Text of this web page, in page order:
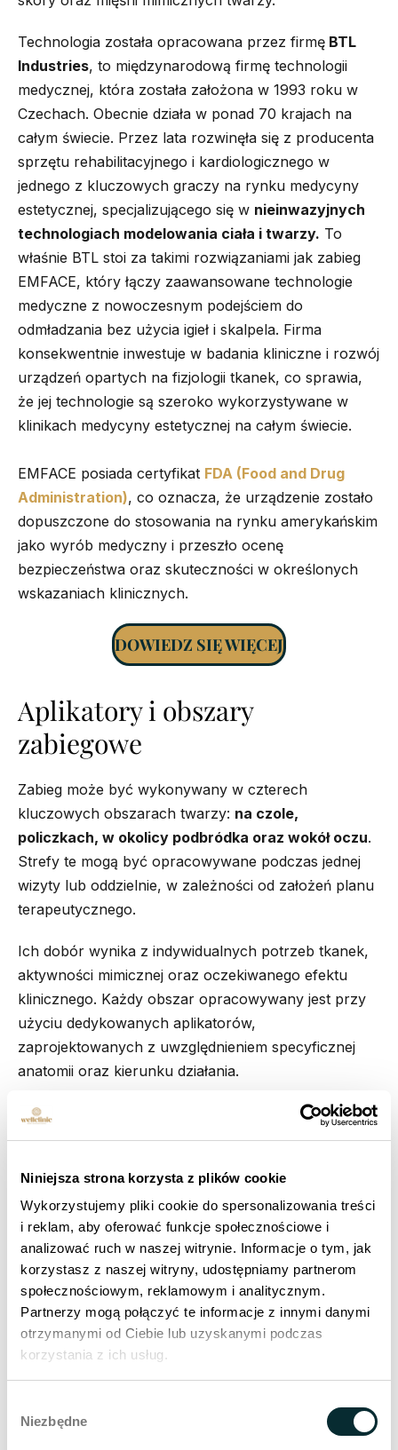
Niniejsza strona korzysta z plików cookie
Wykorzystujemy pliki cookie do spersonalizowania treści
i reklam, aby oferować funkcje społecznościowe i
analizować ruch w naszej witrynie. Informacje o tym, jak
korzystasz z naszej witryny, udostępniamy partnerom
społecznościowym, reklamowym i analitycznym.
Partnerzy mogą połączyć te informacje z innymi danymi
otrzymanymi od Ciebie lub uzyskanymi podczas
korzystania z ich usług.
zgody
Niezbędne
Technologia została opracowana przez firmę BTL
Industries, to międzynarodową firmę technologii
medycznej, która została założona w 1993 roku w
Czechach. Obecnie działa w ponad 70 krajach na
całym świecie. Przez lata rozwinęła się z producenta
sprzętu rehabilitacyjnego i kardiologicznego w
jednego z kluczowych graczy na rynku medycyny
estetycznej, specjalizującego się w nieinwazyjnych
technologiach modelowania ciała i twarzy. To
właśnie BTL stoi za takimi rozwiązaniami jak zabieg
EMFACE, który łączy zaawansowane technologie
medyczne z nowoczesnym podejściem do
odmładzania bez użycia igieł i skalpela. Firma
konsekwentnie inwestuje w badania kliniczne i rozwój
urządzeń opartych na fizjologii tkanek, co sprawia,
że jej technologie są szeroko wykorzystywane w
klinikach medycyny estetycznej na całym świecie.
EMFACE posiada certyfikat FDA (Food and Drug
Administration), co oznacza, że urządzenie zostało
dopuszczone do stosowania na rynku amerykańskim
jako wyrób medyczny i przeszło ocenę
bezpieczeństwa oraz skuteczności w określonych
wskazaniach klinicznych.
DOWIEDZ SIĘ WIĘCEJ
Aplikatory i obszary
zabiegowe
Zabieg może być wykonywany w czterech
kluczowych obszarach twarzy: na czole,
policzkach, w okolicy podbródka oraz wokół oczu.
Strefy te mogą być opracowywane podczas jednej
wizyty lub oddzielnie, w zależności od założeń planu
terapeutycznego.
Ich dobór wynika z indywidualnych potrzeb tkanek,
aktywności mimicznej oraz oczekiwanego efektu
klinicznego. Każdy obszar opracowywany jest przy
użyciu dedykowanych aplikatorów,
zaprojektowanych z uwzględnieniem specyficznej
anatomii oraz kierunku działania.
Czoło
oddziaływanie na skórę oraz mięsień czołowy.
Aplikator przeznaczony do tej strefy odpowiada na
potrzebygórnej części twarzy, w tym poziome linie
mimiczne, obniżenie brwi oraz zmiany wynikające z
intensywnej ekspresji mimicznej . Stymulacja mięśnia
czołowegomoże wspierać uniesienie brwi i optyczne
„otwarcie” okolicy oka, natomiasttechnologia RF
wpływa na poprawę jakości oraz napięcia skóry.
korzystających z toksyny botulinowej. Poprawa